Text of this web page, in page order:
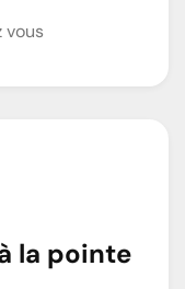
vous
la pointe